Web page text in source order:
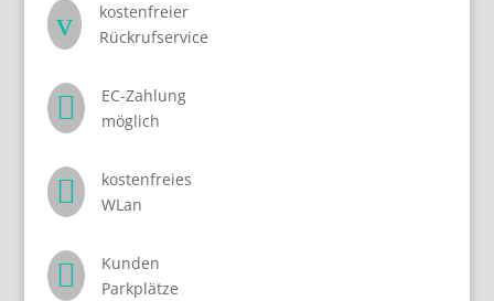
v
kostenfreier
Rückrufservice

EC-Zahlung
möglich

kostenfreies
WLan

Kunden
Parkplätze